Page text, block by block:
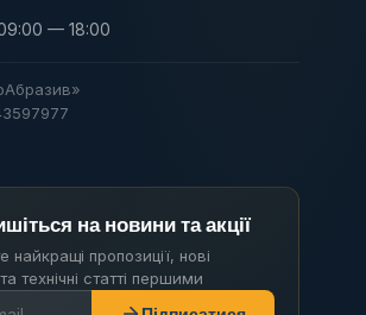
— 18:00
на новини та акції
найкращі пропозиції, нові
технічні статті першими